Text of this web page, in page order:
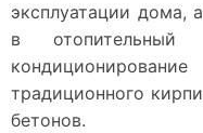
эксплуатации дома,
в
традиционного
бетонов.